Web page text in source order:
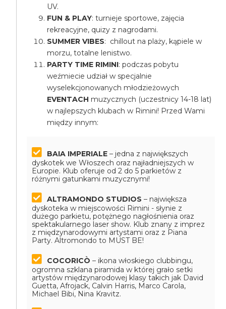
UV.
FUN & PLAY: turnieje sportowe, zajęcia
rekreacyjne, quizy z nagrodami.
SUMMER VIBES: chillout na plaży, kąpiele w
morzu, totalne lenistwo.
PARTY TIME RIMINI: podczas pobytu
weźmiecie udział w specjalnie
wyselekcjonowanych młodzieżowych
EVENTACH muzycznych (uczestnicy 14-18 lat)
w najlepszych klubach w Rimini! Przed Wami
między innym:
BAIA IMPERIALE – jedna z największych
dyskotek we Włoszech oraz najładniejszych w
Europie. Klub oferuje od 2 do 5 parkietów z
różnymi gatunkami muzycznymi!
ALTRAMONDO STUDIOS – największa
dyskoteka w miejscowości Rimini - słynie z
dużego parkietu, potężnego nagłośnienia oraz
spektakularnego laser show. Klub znany z imprez
z międzynarodowymi artystami oraz z Piana
Party. Altromondo to MUST BE!
COCORICÒ – ikona włoskiego clubbingu,
ogromna szklana piramida w której grało setki
artystów międzynarodowej klasy takich jak David
Guetta, Afrojack, Calvin Harris, Marco Carola,
Michael Bibi, Nina Kravitz.